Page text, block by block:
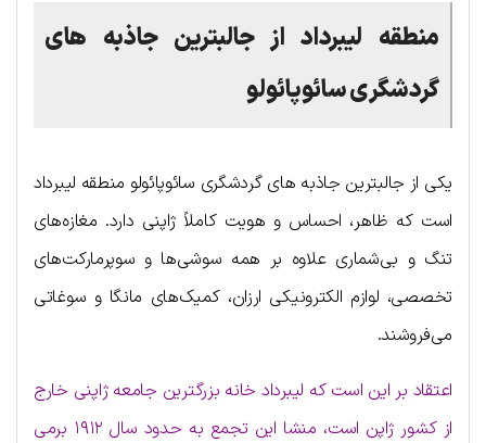
منطقه لیبرداد از جالبترین جاذبه های
گردشگری سائوپائولو
یکی از جالبترین جاذبه های گردشگری سائوپائولو منطقه لیبرداد
است که ظاهر، احساس و هویت کاملاً ژاپنی دارد. مغازه‌های
تنگ و بی‌شماری علاوه بر همه سوشی‌ها و سوپرمارکت‌های
تخصصی، لوازم الکترونیکی ارزان، کمیک‌های مانگا و سوغاتی
می‌فروشند.
اعتقاد بر این است که لیبرداد خانه بزرگترین جامعه ژاپنی خارج
از کشور ژاپن است، منشا این تجمع به حدود سال ۱۹۱۲ برمی